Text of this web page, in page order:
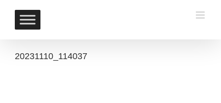
content
20231110_114037